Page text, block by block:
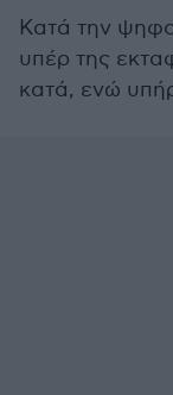
Κατά την
υπέρ της
κατά, ενώ